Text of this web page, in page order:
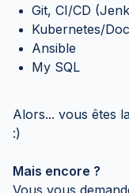
Git, CI/CD
Kubernetes/
Ansible
My SQL
Alors... vous êtes
:)
Mais encore ?
Vous vous